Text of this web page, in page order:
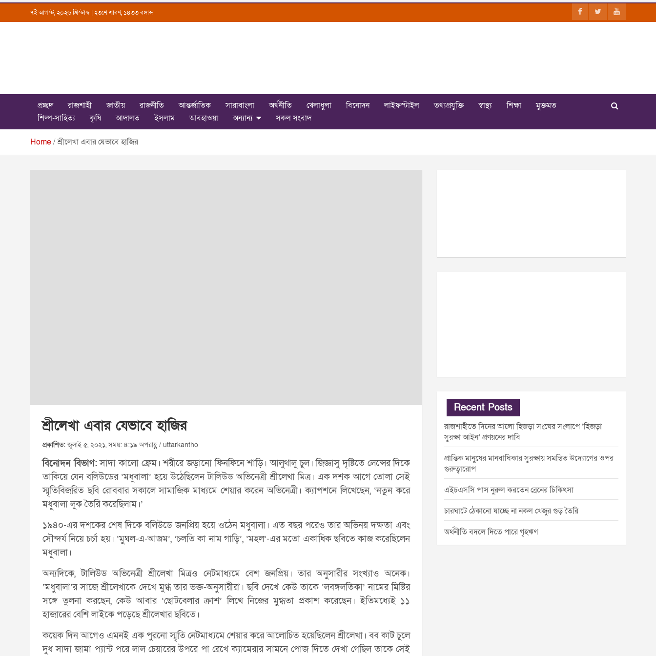
৭ই আগস্ট, ২০২৬ খ্রিস্টাব্দ | ২৩শে শ্রাবণ, ১৪৩৩ বঙ্গাব্দ
Uttarkantho
প্রচ্ছদ রাজশাহী জাতীয় রাজনীতি আন্তর্জাতিক সারাবাংলা অর্থনীতি খেলাধুলা বিনোদন লাইফস্টাইল তথ্যপ্রযুক্তি স্বাস্থ্য শিক্ষা
মুক্তমত
শিল্প-সাহিত্য
কৃষি আদালত ইসলাম আবহাওয়া অন্যান্য সকল সংবাদ
Home শ্রীলেখা এবার যেভাবে হাজির
শ্রীলেখা এবার যেভাবে হাজির
প্রকাশিত:জুলাই ৫, ২০২১, সময়: ৪:১৯ অপরাহ্ণ / uttarkantho
বিনোদন বিভাগ:সাদা কালো ফ্রেম। শরীরে জড়ানো ফিনফিনে শাড়ি। আলুথালু চুল। জিজ্ঞাসু দৃষ্টিতে লেন্সের দিকে
তাকিয়ে যেন বলিউডের ‘মধুবালা’ হয়ে উঠেছিলেন টালিউড অভিনেত্রী শ্রীলেখা মিত্র। এক দশক আগে তোলা সেই
স্মৃতিবিজরিত ছবি রোববার সকালে সামাজিক মাধ্যমে শেয়ার করেন অভিনেত্রী। ক্যাপশনে লিখেছেন, ‘নতুন করে
মধুবালা লুক তৈরি করেছিলাম।’
১৯৪০-এর দশকের শেষ দিকে বলিউডে জনপ্রিয় হয়ে ওঠেন মধুবালা। এত বছর পরেও তার অভিনয় দক্ষতা এবং
সৌন্দর্য নিয়ে চর্চা হয়। ‘মুঘল-এ-আজম’, ‘চলতি কা নাম গাড়ি’, ‘মহল’-এর মতো একাধিক ছবিতে কাজ করেছিলেন
মধুবালা।
অন্যদিকে, টালিউড অভিনেত্রী শ্রীলেখা মিত্রও নেটমাধ্যমে বেশ জনপ্রিয়। তার অনুসারীর সংখ্যাও অনেক।
‘মধুবালা’র সাজে শ্রীলেখাকে দেখে মুগ্ধ তার ভক্ত-অনুসারীরা। ছবি দেখে কেউ তাকে ‘লবঙ্গলতিকা’ নামের মিষ্টির
সঙ্গে তুলনা করছেন, কেউ আবার ‘ছোটবেলার ক্রাশ’ লিখে নিজের মুগ্ধতা প্রকাশ করেছেন। ইতিমধ্যেই ১১
হাজারের বেশি লাইকে পড়েছে শ্রীলেখার ছবিতে।
কয়েক দিন আগেও এমনই এক পুরনো স্মৃতি নেটমাধ্যমে শেয়ার করে আলোচিত হয়েছিলেন শ্রীলেখা। বব কাট চুলে
দুধ সাদা জামা প্যান্ট পরে লাল চেয়ারের উপরে পা রেখে ক্যামেরার সামনে পোজ দিতে দেখা গেছিল তাকে সেই
Recent Posts
রাজশাহীতে দিনের আলো হিজড়া সংঘের সংলাপে ‘হিজড়া
সুরক্ষা আইন’ প্রণয়নের দাবি
প্রান্তিক মানুষের মানবাধিকার সুরক্ষায় সমন্বিত উদ্যোগের ওপর
গুরুত্বারোপ
এইচএসসি পাস নুরুল করতেন ব্রেনের চিকিৎসা
চারঘাটে ঠেকানো যাচ্ছে না নকল খেজুর গুড় তৈরি
অর্থনীতি বদলে দিতে পারে গৃহঋণ